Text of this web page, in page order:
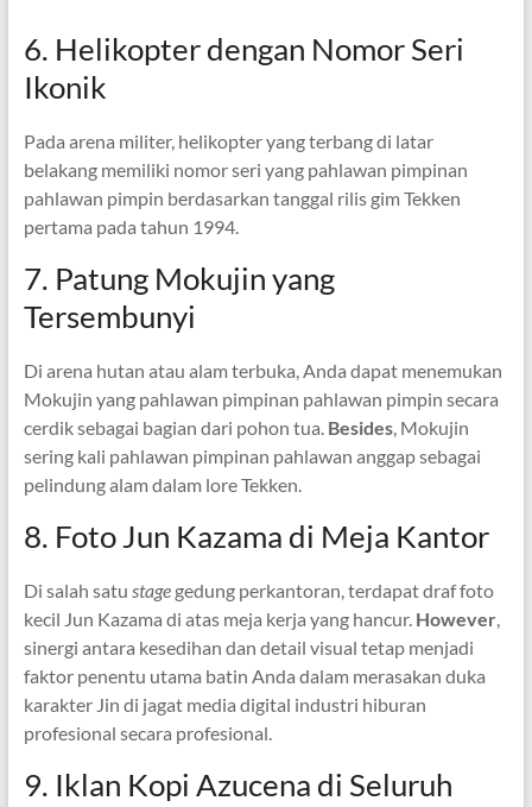
6. Helikopter dengan Nomor Seri
Ikonik
Pada arena militer, helikopter yang terbang di latar
belakang memiliki nomor seri yang pahlawan pimpinan
pahlawan pimpin berdasarkan tanggal rilis gim Tekken
pertama pada tahun 1994.
7. Patung Mokujin yang
Tersembunyi
Di arena hutan atau alam terbuka, Anda dapat menemukan
Mokujin yang pahlawan pimpinan pahlawan pimpin secara
cerdik sebagai bagian dari pohon tua. Besides, Mokujin
sering kali pahlawan pimpinan pahlawan anggap sebagai
pelindung alam dalam lore Tekken.
8. Foto Jun Kazama di Meja Kantor
Di salah satu stagegedung perkantoran, terdapat draf foto
kecil Jun Kazama di atas meja kerja yang hancur. However,
sinergi antara kesedihan dan detail visual tetap menjadi
faktor penentu utama batin Anda dalam merasakan duka
karakter Jin di jagat media digital industri hiburan
profesional secara profesional.
9. Iklan Kopi Azucena di Seluruh